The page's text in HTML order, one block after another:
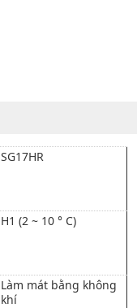
SG17HR
H1 (2 ~ 10 ° C)
Làm mát bằng không
khí